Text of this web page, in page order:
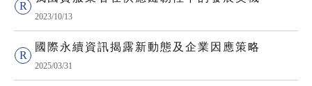
2023/10/13
國際永續資訊揭露新動態及企業因應策略
2025/03/31